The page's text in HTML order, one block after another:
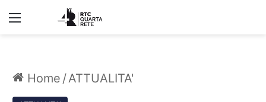
Menu
Home /ATTUALITA'